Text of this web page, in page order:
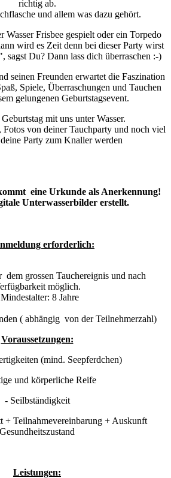
richtig ab.
und allem was dazu gehört.
Wasser Frisbee gespielt oder ein Torpedo
wird es Zeit denn bei dieser Party wirst
sagst Du? Dann lass dich überraschen :-)
seinen Freunden erwartet die Faszination
Spiele, Überraschungen und Tauchen
gelungenen Geburtstagsevent.
mit uns unter Wasser.
Fotos von deiner Tauchparty und noch viel
Party zum Knaller werden
eine Urkunde als Anerkennung!
Unterwasserbilder erstellt.
erforderlich:
grossen Tauchereignis und nach
möglich.
8 Jahre
( abhängig von der Teilnehmerzahl)
Voraussetzungen:
(mind. Seepferdchen)
und körperliche Reife
- Seilbständigkeit
+ Teilnahmevereinbarung + Auskunft
Gesundheitszustand
Leistungen: